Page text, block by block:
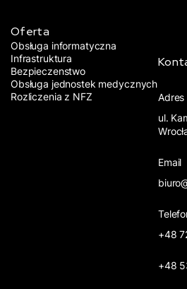
Oferta
Obsługa informatyczna
Infrastruktura
Bezpieczenstwo
Obsługa jednostek medycznych
Rozliczenia z NFZ
Adres
ul.
Email
+48
+48